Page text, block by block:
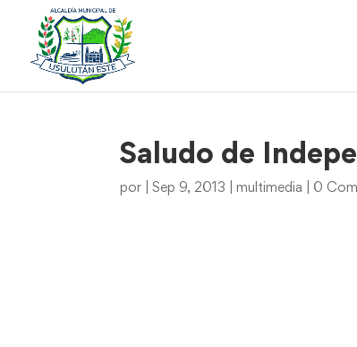
Saludo de
por |Sep 9, 2013 |multimedia 0